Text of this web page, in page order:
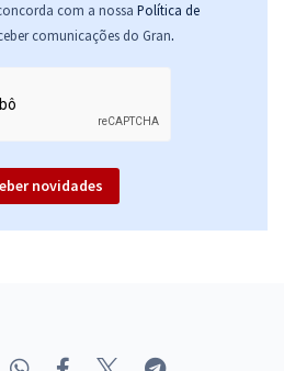
com a nossa Política de
comunicações do Gran.
novidades